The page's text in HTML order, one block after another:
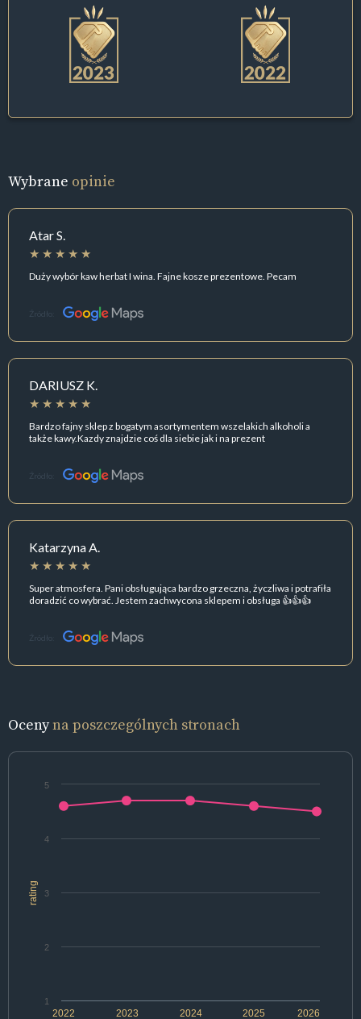
Wybrane opinie
Atar S.
Duży wybór kaw herbat I wina. Fajne kosze prezentowe. Pecam
Źródło:
DARIUSZ K.
Bardzo fajny sklep z bogatym asortymentem wszelakich alkoholi a
także kawy.Kazdy znajdzie coś dla siebie jak i na prezent
Źródło:
Katarzyna A.
Super atmosfera. Pani obsługująca bardzo grzeczna, życzliwa i potrafiła
doradzić co wybrać. Jestem zachwycona sklepem i obsługa 👍👍👍
Źródło:
Ocenyna poszczególnych stronach
rating
2022 2024 2026
2023 2025
1
2
3
4
5